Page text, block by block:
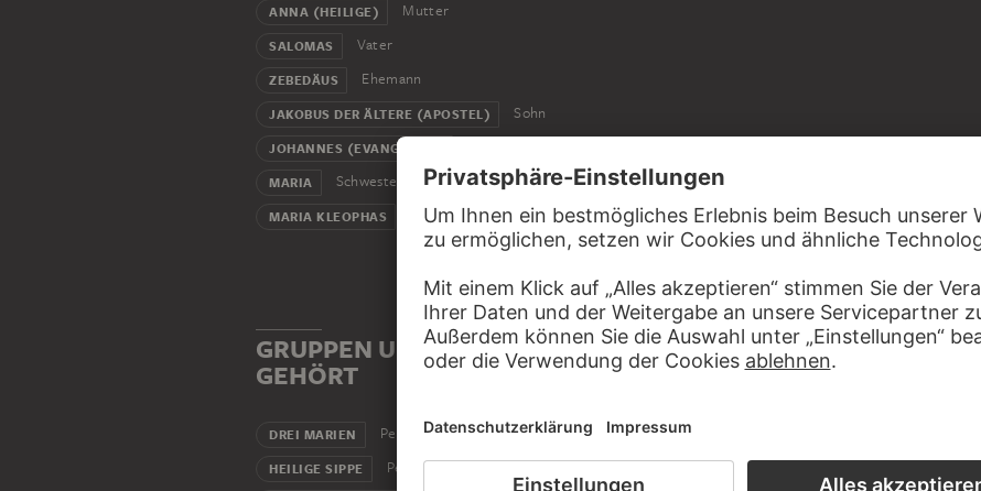
ANNA (HEILIGE) Mutter
SALOMAS Vater
ZEBEDÄUS Ehemann
JAKOBUS DER ÄLTERE (APOSTEL) Sohn
JOHANNES (EVANGELIST)
MARIA Schwester
MARIA KLEOPHAS Schwester
GRUPPEN UND INSTITUTIONEN, ZU DENEN MARIA SALOME
GEHÖRT
DREI MARIEN Personengruppe
HEILIGE SIPPE Personengruppe